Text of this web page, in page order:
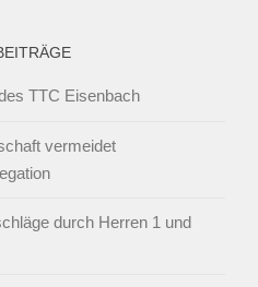
TTC Eisenbach
vermeidet
durch Herren 1 und